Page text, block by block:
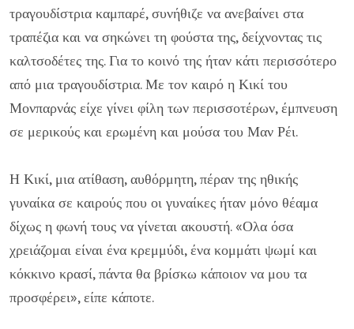
τραγουδίστρια καμπαρέ, συνήθιζε να ανεβαίνει στα
τραπέζια και να σηκώνει τη φούστα της, δείχνοντας τις
καλτσοδέτες της. Για το κοινό της ήταν κάτι περισσότερο
από μια τραγουδίστρια. Με τον καιρό η Κικί του
Μονπαρνάς είχε γίνει φίλη των περισσοτέρων, έμπνευση
σε μερικούς και ερωμένη και μούσα του Μαν Ρέι.
Η Κικί, μια ατίθαση, αυθόρμητη, πέραν της ηθικής
γυναίκα σε καιρούς που οι γυναίκες ήταν μόνο θέαμα
δίχως η φωνή τους να γίνεται ακουστή. «Ολα όσα
χρειάζομαι είναι ένα κρεμμύδι, ένα κομμάτι ψωμί και
κόκκινο κρασί, πάντα θα βρίσκω κάποιον να μου τα
προσφέρει», είπε κάποτε.